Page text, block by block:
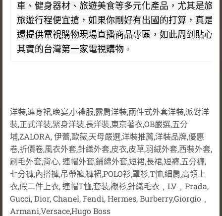
車、健身器材、旅遊美食等多元化產品，尤其是旅
旅遊行程便宜搶，如果你剛好有出國的打算，真是
還提供電視購物現場直播商品專區，如此周到貼心
其實的台灣第一家電視購物 。
洋裝,連身裙,晚宴,小禮服,露肩洋裝,兩件式外套洋裝,派對洋
裝,正式洋裝,緊身洋裝,長洋裝,東京著衣,OB嚴選,五分
埔,ZALORA, 伊蕾,歐薇,天母嚴選,洋裝推薦,洋裝品牌,優惠
卷,折價卷,風衣外套,針織外套,皮衣,皮草,羽絨外套,西裝外套,
刷毛外套,背心, 連帽外套,鋪綿外套,短裙,長裙,短褲,五分褲,
七分褲,內搭褲,吊帶褲,褲裙,POLO衫,罩衫,T恤,細肩,高領上
衣,假二件上衣, 連帽T恤,套裝,襯衫,針織毛衣﹐LV﹐Prada,
Gucci, Dior, Chanel, Fendi, Hermes, Burberry,Giorgio﹐
Armani,Versace,Hugo Boss